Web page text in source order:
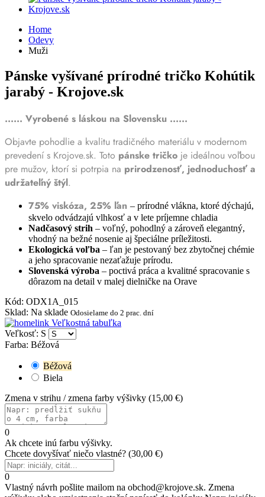
Home
Odevy
Muži
Pánske vyšívané prírodné tričko Kohútik
jarabý - Krojove.sk
...... Vyrobené s láskou na Slovensku ......
Objavte pohodlie a kvalitu tradičného materiálu v modernom
prevedení s Krojove.sk. Toto pánske tričko je ideálnou voľbou
pre mužov, ktorí si potrpia na prirodzenosť, jednoduchosť a
udržateľný štýl.
75% viskóza, 25% ľan – prírodné vlákna, ktoré dýchajú,
skvelo odvádzajú vlhkosť a v lete príjemne chladia
Nadčasový strih – voľný, pohodlný a zároveň elegantný,
vhodný na bežné nosenie aj špeciálne príležitosti.
Ekologická voľba – ľan je pestovaný bez zbytočnej chémie
a jeho spracovanie nezaťažuje prírodu.
Slovenská výroba – poctivá práca a kvalitné spracovanie s
dôrazom na detail v malej dielničke na Orave
Kód: ODX1A_015
Sklad: Na sklade Odosielame do 2 prac. dní
Veľkostná tabuľka
Veľkosť: S
Farba: Béžová
Béžová
Biela
Zmena v strihu / zmena farby výšivky (15,00 €)
0
Ak chcete inú farbu výšivky.
Chcete dovyšívať niečo vlastné? (30,00 €)
0
Vlastný návrh pošlite mailom na obchod@krojove.sk. Zmena